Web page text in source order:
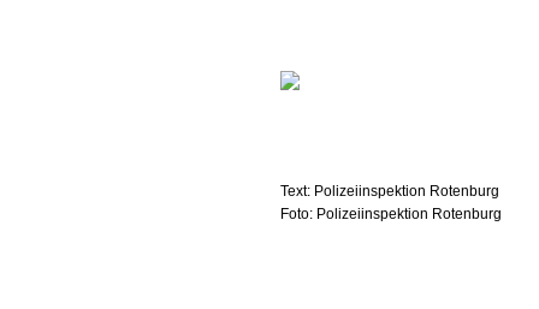
Text: Polizeiinspektion Rotenburg
Foto: Polizeiinspektion Rotenburg